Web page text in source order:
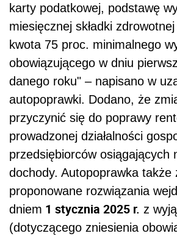
karty podatkowej, podstawę
miesięcznej składki
kwota 75 proc. minimalnego
obowiązującego w dniu
danego roku" – napisano w
autopoprawki. Dodano, że
przyczynić się do poprawy
prowadzonej działalności
przedsiębiorców osiągających
dochody. Autopoprawka także
proponowane rozwiązania
dniem 1 stycznia 2025 r. z
(dotyczącego zniesienia